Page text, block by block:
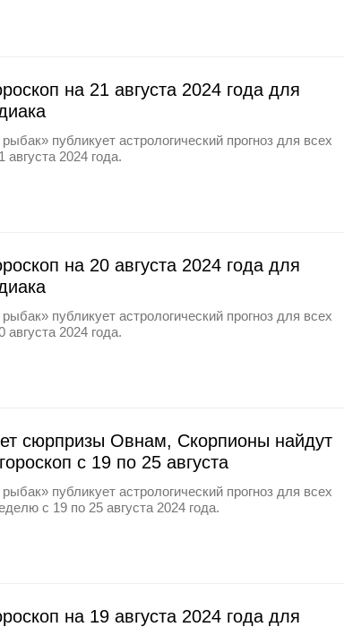
на 21 августа 2024 года для
публикует астрологический прогноз для всех
августа 2024 года.
на 20 августа 2024 года для
публикует астрологический прогноз для всех
августа 2024 года.
сюрпризы Овнам, Скорпионы найдут
с 19 по 25 августа
публикует астрологический прогноз для всех
с 19 по 25 августа 2024 года.
на 19 августа 2024 года для